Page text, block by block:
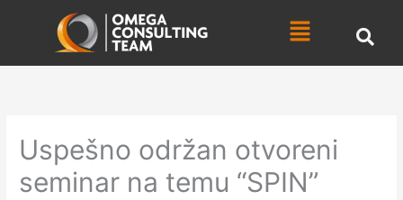
Menu
Uspešno održan otvoreni
seminar na temu “SPIN”